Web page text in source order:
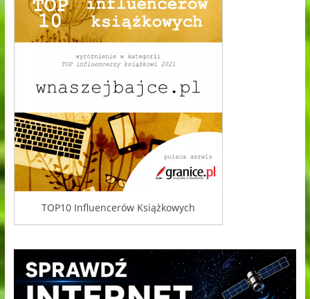
TOP10 Influencerów Książkowych